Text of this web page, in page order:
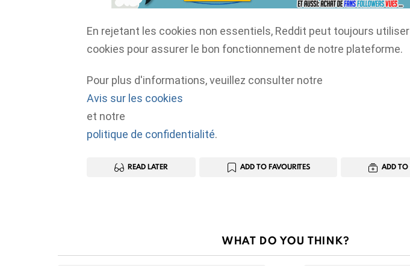
En rejetant les cookies non essentiels, Reddit peut toujours
cookies pour assurer le bon fonctionnement de notre plateforme.
Pour plus d'informations, veuillez consulter notre
Avis sur les cookies
et notre
politique de confidentialité.
READ LATER ADD TO FAVOURITES ADD TO
WHAT DO YOU THINK?